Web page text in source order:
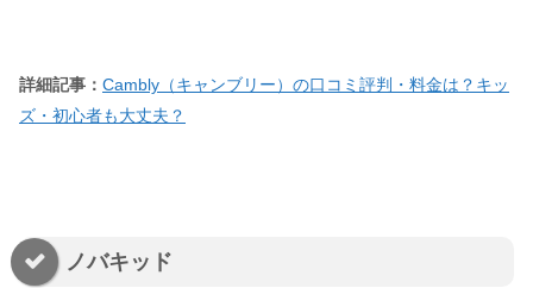
詳細記事： Cambly（キャンブリー）の口コミ評判・料金は？キッ
ズ・初心者も大丈夫？
ノバキッド